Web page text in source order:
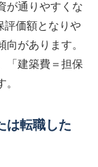
が通りやすくな
評価額となりや
があります。
「建築費＝担保
は転職した